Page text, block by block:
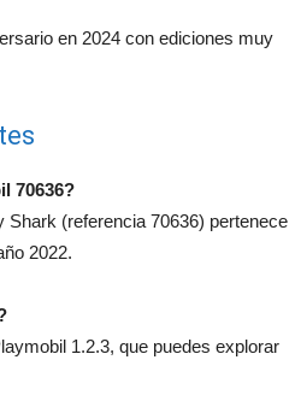
en 2024 con ediciones muy
70636?
Shark (referencia 70636) pertenece
2022.
1.2.3, que puedes explorar